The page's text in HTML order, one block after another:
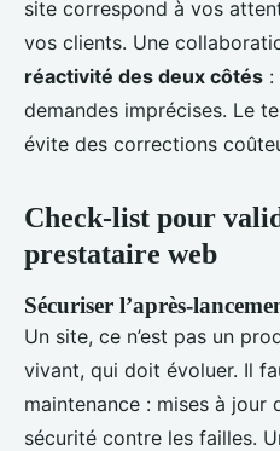
site correspond à vos
vos clients. Une
réactivité des deux côtés :
demandes imprécises. Le
évite des corrections
Check-list pour
prestataire web
Sécuriser l’après-
Un site, ce n’est pas un
vivant, qui doit évoluer. Il
maintenance : mises à jour
sécurité contre les failles.